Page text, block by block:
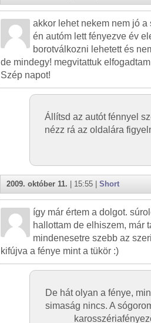
akkor lehet nekem nem jó a
én autóm lett fényezve év
borotválkozni lehetett és
de mindegy! megvitattuk
Szép napot!
Állítsd az autót fénnyel
nézz rá az oldalára
2009. október 11. | 15:55 | Short
így már értem a dolgot.
hallottam de elhiszem, már
mindenesetre szebb az
kifújva a fénye mint a tükör :)
De hát olyan a fénye,
simaság nincs. A